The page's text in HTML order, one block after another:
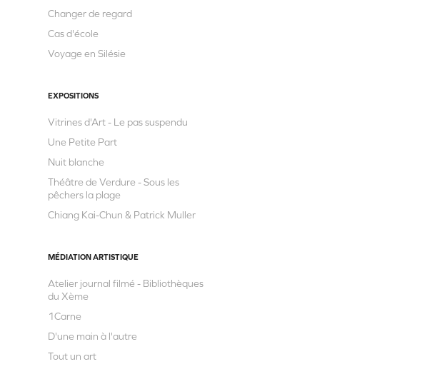
Changer de regard
Cas d'école
Voyage en Silésie
EXPOSITIONS
Vitrines d'Art - Le pas suspendu
Une Petite Part
Nuit blanche
Théâtre de Verdure - Sous les
pêchers la plage
Chiang Kai-Chun & Patrick Muller
MÉDIATION ARTISTIQUE
Atelier journal filmé - Bibliothèques
du Xème
1Carne
D'une main à l'autre
Tout un art